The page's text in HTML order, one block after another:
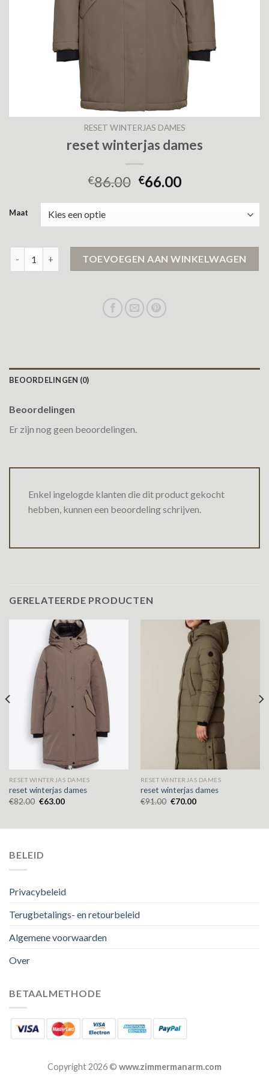
RESET WINTERJAS DAMES
reset winterjas dames
€86.00 €66.00
Maat
TOEVOEGEN AAN WINKELWAGEN
BEOORDELINGEN (0)
Beoordelingen
Er zijn nog geen beoordelingen.
Enkel ingelogde klanten die dit product gekocht
hebben, kunnen een beoordeling schrijven.
GERELATEERDE PRODUCTEN
RESET WINTERJAS DAMES
reset winterjas dames
€82.00 €63.00
RESET WINTERJAS DAMES
reset winterjas dames
€91.00 €70.00
BELEID
Privacybeleid
Terugbetalings- en retourbeleid
Algemene voorwaarden
Over
BETAALMETHODE
Copyright 2026 © www.zimmermanarm.com